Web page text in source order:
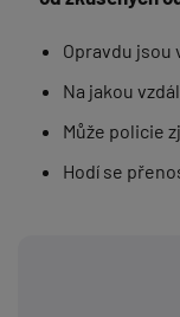
Opravdu jsou
Na jakou
Může policie
Hodí se